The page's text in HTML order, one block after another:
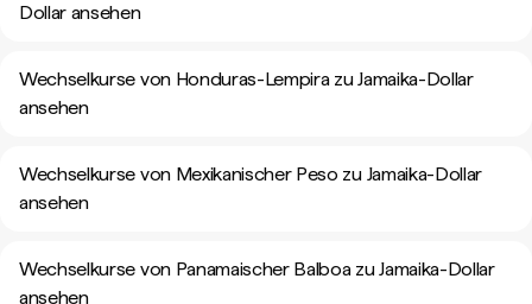
Dollar ansehen
Wechselkurse von Honduras-Lempira zu Jamaika-Dollar
ansehen
Wechselkurse von Mexikanischer Peso zu Jamaika-Dollar
ansehen
Wechselkurse von Panamaischer Balboa zu Jamaika-Dollar
ansehen